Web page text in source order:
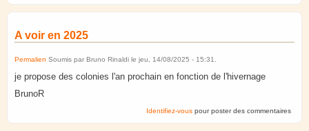
A voir en 2025
Permalien Soumis par Bruno Rinaldi le jeu, 14/08/2025 - 15:31.
je propose des colonies l'an prochain en fonction de l'hivernage
BrunoR
Identifiez-vous pour poster des commentaires